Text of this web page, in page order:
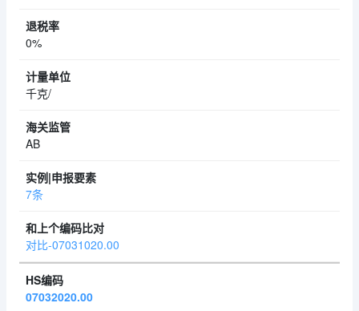
0%
千克/
AB
7条
对比-07031020.00
07032020.00